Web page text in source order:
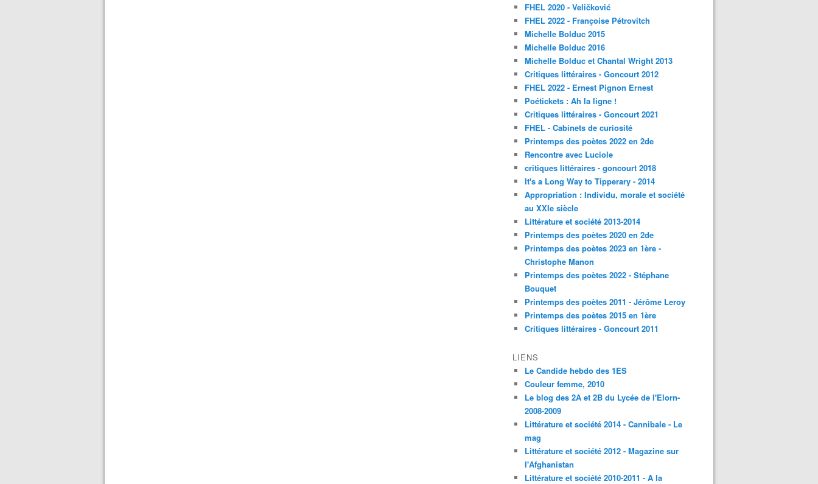
FHEL 2020 - Veličković
FHEL 2022 - Françoise Pétrovitch
Michelle Bolduc 2015
Michelle Bolduc 2016
Michelle Bolduc et Chantal Wright 2013
Critiques littéraires - Goncourt 2012
FHEL 2022 - Ernest Pignon Ernest
Poétickets : Ah la ligne !
Critiques littéraires - Goncourt 2021
FHEL - Cabinets de curiosité
Printemps des poètes 2022 en 2de
Rencontre avec Luciole
critiques littéraires - goncourt 2018
It's a Long Way to Tipperary - 2014
Appropriation : Individu, morale et société
au XXIe siècle
Littérature et société 2013-2014
Printemps des poètes 2020 en 2de
Printemps des poètes 2023 en 1ère -
Christophe Manon
Printemps des poètes 2022 - Stéphane
Bouquet
Printemps des poètes 2011 - Jérôme Leroy
Printemps des poètes 2015 en 1ère
Critiques littéraires - Goncourt 2011
LIENS
Le Candide hebdo des 1ES
Couleur femme, 2010
Le blog des 2A et 2B du Lycée de l'Elorn-
2008-2009
Littérature et société 2014 - Cannibale - Le
mag
Littérature et société 2012 - Magazine sur
l'Afghanistan
Littérature et société 2010-2011 - A la